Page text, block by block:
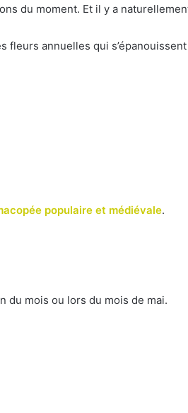
du moment. Et il y a
fleurs annuelles qui s’épanouissent
populaire et médiévale.
du mois ou lors du mois de mai.